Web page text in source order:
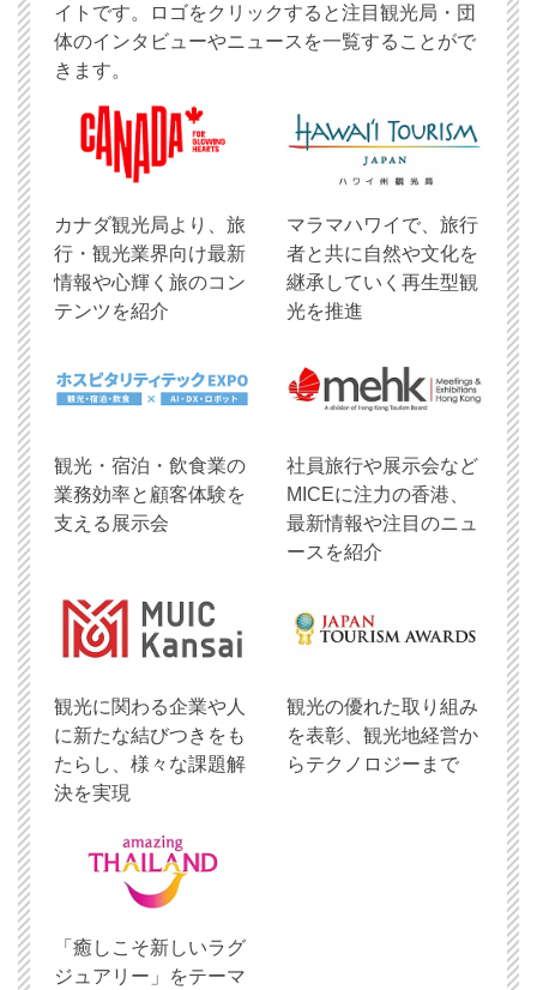
イトです。ロゴをクリックすると注目観光局・団
体のインタビューやニュースを一覧することがで
きます。
​カナダ観光局より、旅
行・観光業界向け最新
情報や心輝く旅のコン
テンツを紹介
マラマハワイで、旅行
者と共に自然や文化を
継承していく再生型観
光を推進
観光・宿泊・飲食業の
業務効率と顧客体験を
支える展示会
社員旅行や展示会など
MICEに注力の香港、
最新情報や注目のニュ
ースを紹介
観光に関わる企業や人
に新たな結びつきをも
たらし、様々な課題解
決を実現
観光の優れた取り組み
を表彰、観光地経営か
らテクノロジーまで
「癒しこそ新しいラグ
ジュアリー」をテーマ